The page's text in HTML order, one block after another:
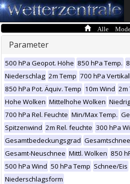
Alle
Parameter
500 hPa Geopot. Höhe 850 hPa Temp.
Niederschlag 2m Temp 700 hPa
850 hPa Pot. Äquiv. Temp 10m Wind 2m
Hohe Wolken Mittelhohe Wolken
700 hPa Rel. Feuchte Min/Max Temp.
Spitzenwind 2m Rel. feuchte 300 hPa
Gesamtbedeckungsgrad
Gesamt-Neuschnee Mittl. Wolken 850
500 hPa Wind 50 hPa Temp Schnee/Eis
Niederschlagsform